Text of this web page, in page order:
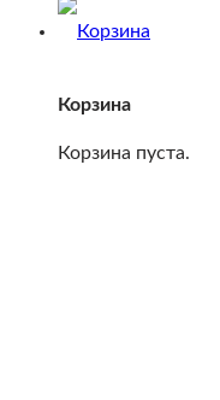
Корзина
Корзина пуста.